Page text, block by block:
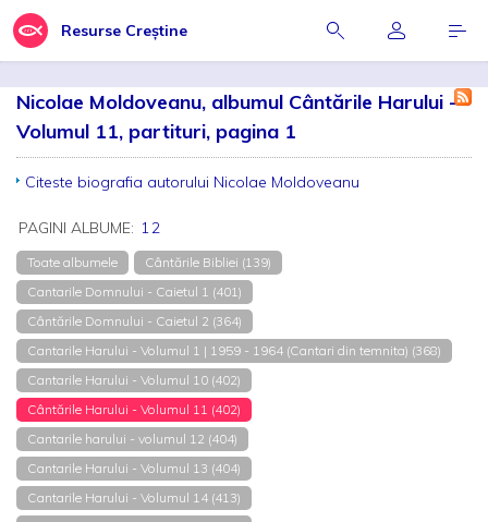
Resurse Creștine
Nicolae Moldoveanu, albumul Cântările Harului -
Volumul 11, partituri, pagina 1
Citeste biografia autorului Nicolae Moldoveanu
PAGINI ALBUME: 12
Toate albumele
Cântările Bibliei (139)
Cantarile Domnului - Caietul 1 (401)
Cântările Domnului - Caietul 2 (364)
Cantarile Harului - Volumul 1 | 1959 - 1964 (Cantari din temnita) (368)
Cantarile Harului - Volumul 10 (402)
Cântările Harului - Volumul 11 (402)
Cantarile harului - volumul 12 (404)
Cantarile Harului - Volumul 13 (404)
Cantarile Harului - Volumul 14 (413)